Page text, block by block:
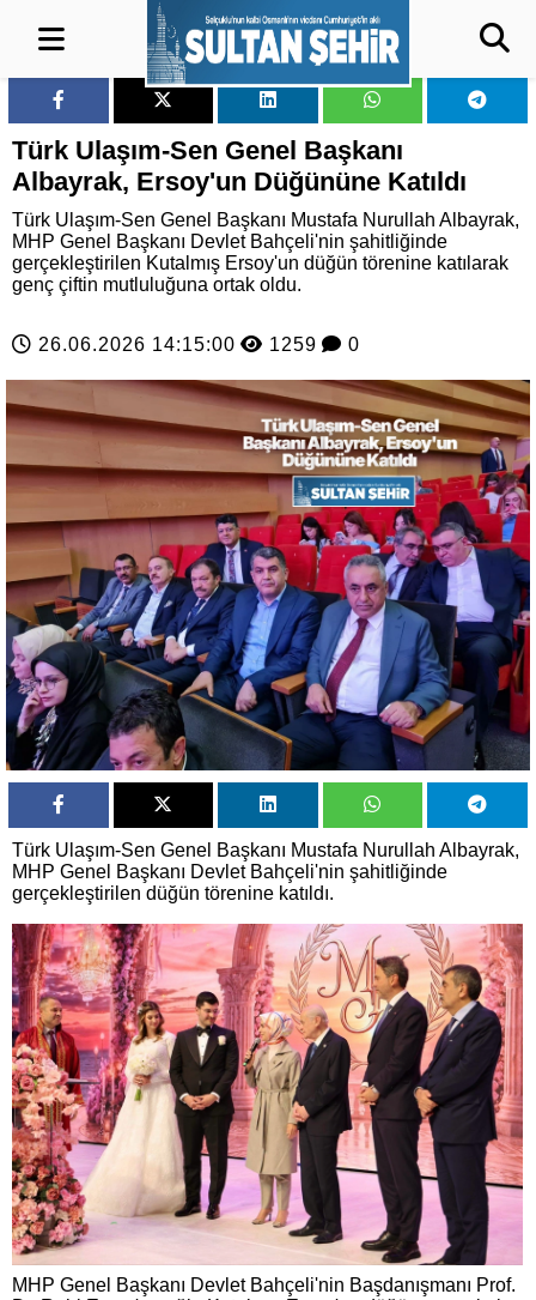
Türk Ulaşım-Sen Genel Başkanı
Albayrak, Ersoy'un Düğününe Katıldı
Türk Ulaşım-Sen Genel Başkanı Mustafa Nurullah Albayrak,
MHP Genel Başkanı Devlet Bahçeli'nin şahitliğinde
gerçekleştirilen Kutalmış Ersoy'un düğün törenine katılarak
genç çiftin mutluluğuna ortak oldu.
26.06.2026 14:15:00 1259 0
Türk Ulaşım-Sen Genel Başkanı Mustafa Nurullah Albayrak,
MHP Genel Başkanı Devlet Bahçeli'nin şahitliğinde
gerçekleştirilen düğün törenine katıldı.
MHP Genel Başkanı Devlet Bahçeli'nin Başdanışmanı Prof.